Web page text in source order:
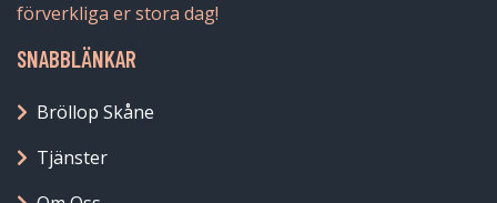
förverkliga er stora dag!
SNABBLÄNKAR
Bröllop Skåne
Tjänster